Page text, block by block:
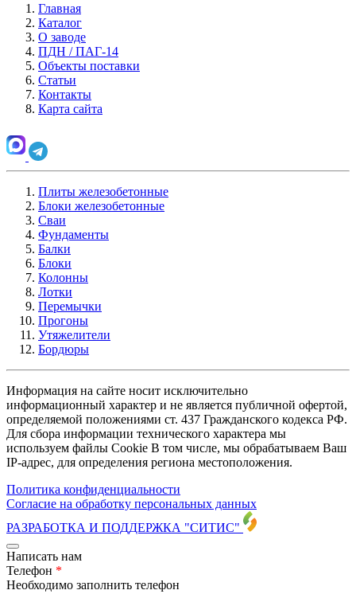
Главная
Каталог
О заводе
ПДН / ПАГ-14
Объекты поставки
Статьи
Контакты
Карта сайта
Плиты железобетонные
Блоки железобетонные
Сваи
Фундаменты
Балки
Блоки
Колонны
Лотки
Перемычки
Прогоны
Утяжелители
Бордюры
Информация на сайте носит исключительно
информационный характер и не является публичной офертой,
определяемой положениями ст. 437 Гражданского кодекса РФ.
Для сбора информации технического характера мы
используем файлы Cookie В том числе, мы обрабатываем Ваш
IP-адрес, для определения региона местоположения.
Политика конфиденциальности
Согласие на обработку персональных данных
РАЗРАБОТКА И ПОДДЕРЖКА "СИТИС"
Написать нам
Телефон *
Необходимо заполнить телефон